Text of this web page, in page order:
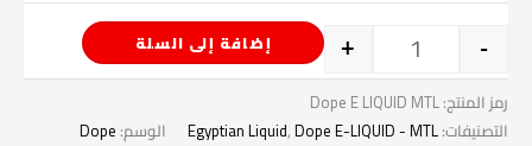
-
+ إضافة إلى السلة
رمز المنتج:Dope E LIQUID MTL
التصنيفات:
Egyptian Liquid,Dope E-LIQUID - MTL الوسم: Dope